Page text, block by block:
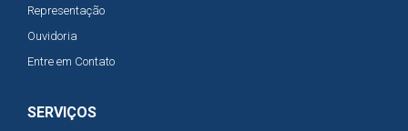
Representação
Ouvidoria
Entre em Contato
SERVIÇOS